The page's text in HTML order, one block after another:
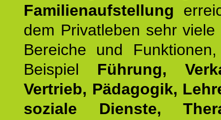
Familienaufstellung
dem Privatleben sehr viele
Bereiche und
Beispiel Führung,
Vertrieb, Pädagogik,
soziale Dienste,